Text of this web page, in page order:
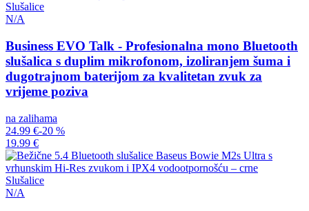
Slušalice
N/A
Business EVO Talk - Profesionalna mono Bluetooth
slušalica s duplim mikrofonom, izoliranjem šuma i
dugotrajnom baterijom za kvalitetan zvuk za
vrijeme poziva
na zalihama
24.99 €-20 %
19.99 €
Slušalice
N/A